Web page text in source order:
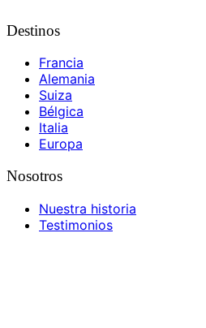
Destinos
Francia
Alemania
Suiza
Bélgica
Italia
Europa
Nosotros
Nuestra historia
Testimonios